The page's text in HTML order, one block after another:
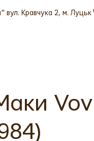
вул. Кравчука 2, м. Луцьк